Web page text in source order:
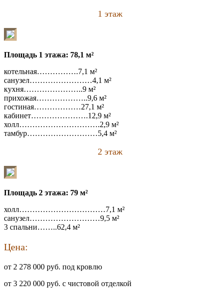
1 этаж
Площадь 1 этажа: 78,1 м²
котельная…………….7,1 м²
санузел……………………4,1 м²
кухня…………………..9 м²
прихожая………………..9,6 м²
гостиная………………27,1 м²
кабинет………………….12,9 м²
холл………………………….2,9 м²
тамбур………………………5,4 м²
2 этаж
Площадь 2 этажа: 79 м²
холл……………………………7,1 м²
санузел………………………9,5 м²
3 спальни……..62,4 м²
Цена:
от 2 278 000 руб. под кровлю
от 3 220 000 руб. с чистовой отделкой